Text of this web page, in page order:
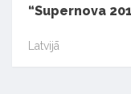
“Supernova
Latvijā